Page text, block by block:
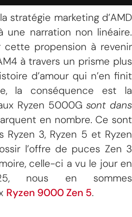
stratégie marketing d’AMD
une narration non linéaire.
cette propension à revenir
à travers un prisme plus
d’amour qui n’en finit
la conséquence est la
Ryzen 5000Gsont dans
en nombre. Ce sont
Ryzen 3, Ryzen 5 et Ryzen
l’offre de puces Zen 3
celle-ci a vu le jour en
nous en sommes
Ryzen 9000 Zen 5.